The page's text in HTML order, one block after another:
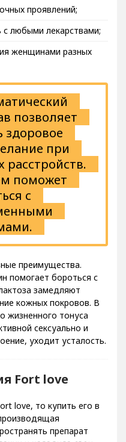
проявлений;
любыми лекарствами;
женщинами разных
позволяет
здоровое
при
поможет
с
преимущества.
помогает бороться с
замедляют
кожных покровов. В
жизненного тонуса
сексуально и
уходит усталость.
Fort love
love, то купить его в
препарат